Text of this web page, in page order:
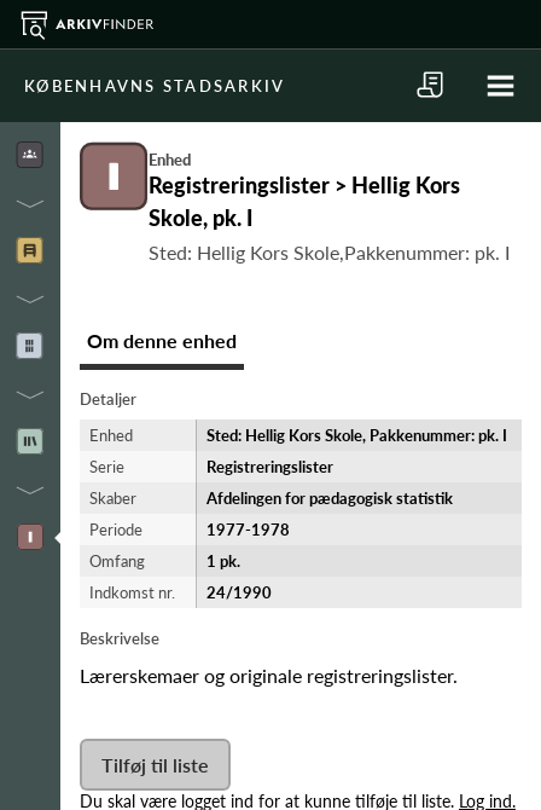
KØBENHAVNS STADSARKIV
Enhed
Registreringslister > Hellig Kors
Skole, pk. I
Sted: Hellig Kors Skole,Pakkenummer: pk. I
Om denne enhed
Detaljer
Enhed
Sted: Hellig Kors Skole, Pakkenummer: pk. I
Serie
Registreringslister
Skaber
Afdelingen for pædagogisk statistik
Periode
1977-​1978
Omfang
1 pk.
Indkomst nr.
24/1990
Beskrivelse
Lærerskemaer og originale registreringslister.
Tilføj til liste
Du skal være logget ind for at kunne tilføje til liste. Log ind.